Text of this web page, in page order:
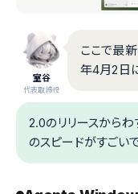
室谷
代表取締役
ここで最
年4月2日
2.0のリリースから
のスピードがすごい